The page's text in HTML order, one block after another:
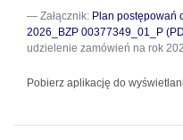
Załącznik: Plan postępowań
2026_BZP 00377349_01_P
udzielenie zamówień na rok
Pobierz aplikację do